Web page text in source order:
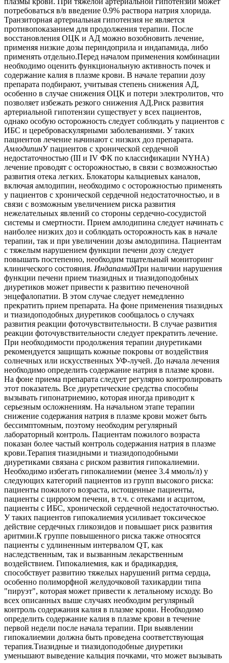
потребоваться в/в введение 0.9% раствора натрия хлорида.
Транзиторная артериальная гипотензия не является
противопоказанием для продолжения терапии. После
восстановления ОЦК и АД можно возобновить лечение,
применяя низкие дозы периндоприла и индапамида, либо
применять отдельно.Перед началом применения комбинации
необходимо оценить функциональную активность почек и
содержание калия в плазме крови. В начале терапии дозу
препарата подбирают, учитывая степень снижения АД,
особенно в случае снижения ОЦК и потери электролитов, что
позволяет избежать резкого снижения АД.Риск развития
артериальной гипотензии существует у всех пациентов,
однако особую осторожность следует соблюдать у пациентов с
ИБС и цереброваскулярными заболеваниями. У таких
пациентов лечение начинают с низких доз препарата.
АмлодипинУ пациентов с хронической сердечной
недостаточностью (III и IV ФК по классификации NYHA)
лечение проводят с осторожностью, в связи с возможностью
развития отека легких. Блокаторы кальциевых каналов,
включая амлодипин, необходимо с осторожностью применять
у пациентов с хронической сердечной недостаточностью, и в
связи с возможным увеличением риска развития
нежелательных явлений со стороны сердечно-сосудистой
системы и смертности. Прием амлодипина следует начинать с
наиболее низких доз и соблюдать осторожность как в начале
терапии, так и при увеличении дозы амлодипина. Пациентам
с тяжелым нарушением функции печени дозу следует
повышать постепенно, необходим тщательный мониторинг
клинического состояния. ИндапамидПри наличии нарушения
функции печени прием тиазидных и тиазидоподобных
диуретиков может привести к развитию печеночной
энцефалопатии. В этом случае следует немедленно
прекратить прием препарата. На фоне применения тиазидных
и тиазидоподобных диуретиков сообщалось о случаях
развития реакции фоточувствительности. В случае развития
реакции фоточувствительности следует прекратить лечение.
При необходимости продолжения терапии диуретиками
рекомендуется защищать кожные покровы от воздействия
солнечных или искусственных УФ-лучей. До начала лечения
необходимо определить содержание натрия в плазме крови.
На фоне приема препарата следует регулярно контролировать
этот показатель. Все диуретические средства способны
вызывать гипонатриемию, которая иногда приводит к
серьезным осложнениям. На начальном этапе терапии
снижение содержания натрия в плазме крови может быть
бессимптомным, поэтому необходим регулярный
лабораторный контроль. Пациентам пожилого возраста
показан более частый контроль содержания натрия в плазме
крови.Терапия тиазидными и тиазидоподобными
диуретиками связана с риском развития гипокалиемии.
Необходимо избегать гипокалиемии (менее 3.4 ммоль/л) у
следующих категорий пациентов из групп высокого риска:
пациенты пожилого возраста, истощенные пациенты,
пациенты с циррозом печени, в т.ч. с отеками и асцитом,
пациенты с ИБС, хронической сердечной недостаточностью.
У таких пациентов гипокалиемия усиливает токсическое
действие сердечных гликозидов и повышает риск развития
аритмии.К группе повышенного риска также относятся
пациенты с удлиненным интервалом QT, как
наследственным, так и вызванным лекарственным
воздействием. Гипокалиемия, как и брадикардия,
способствует развитию тяжелых нарушений ритма сердца,
особенно полиморфной желудочковой тахикардии типа
"пируэт", которая может привести к летальному исходу. Во
всех описанных выше случаях необходим регулярный
контроль содержания калия в плазме крови. Необходимо
определить содержание калия в плазме крови в течение
первой недели после начала терапии. При выявлении
гипокалиемии должна быть проведена соответствующая
терапия.Тиазидные и тиазидоподобные диуретики
уменьшают выведение кальция почками, что может вызывать